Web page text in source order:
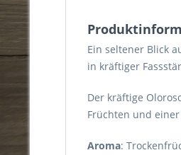
Ein seltener Blick
in kräftiger
Der kräftige
Früchten und
Aroma: